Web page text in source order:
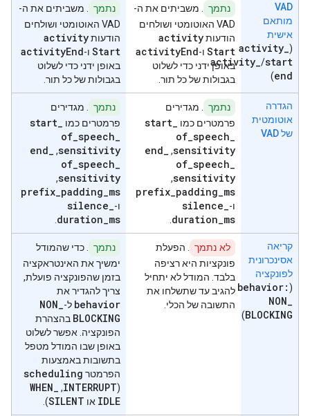
VAD
מותאם
אישית
(
activity_
start
/
activity_
end
)
נתמך
. משביתים את ה-
VAD האוטומטי ושולחים
הודעותactivity
Start ו- activityEnd
באופן ידני כדי לשלוט
בגבולות של כל תור.
נתמך
. משביתים את ה-
VAD האוטומטי ושולחים
הודעותactivity
Start ו- activityEnd
באופן ידני כדי לשלוט
בגבולות של כל תור.
הגדרה
אוטומטית
של VAD
נתמך
. מגדירים
פרמטרים כמו
start_
of_speech_
sensitivity
,
end_
of_speech_
sensitivity
,
prefix_padding_ms
ו- silence_
duration_ms
.
נתמך
. מגדירים
פרמטרים כמו
start_
of_speech_
sensitivity
,
end_
of_speech_
sensitivity
,
prefix_padding_ms
ו- silence_
duration_ms
.
קריאה
אסינכרונית
לפונקציה
(
behavior:
NON_
BLOCKING
)
לא נתמך
. הפעלת
פונקציות היא רציפה
בלבד. המודל לא יתחיל
להגיב עד שתשלחו את
התשובה של הכלי.
נתמך
. כדי שהמודל
ימשיך את האינטראקציה
בזמן שהפונקציה פועלת,
צריך להגדיר את
behavior ל- NON_
BLOCKING בהצהרת
הפונקציה. אפשר לשלוט
באופן שבו המודל מטפל
בתשובות באמצעות
הפרמטר scheduling
(
INTERRUPT
,‏
WHEN_
IDLE או SILENT
).